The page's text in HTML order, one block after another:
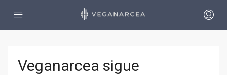
Veganarcea sigue